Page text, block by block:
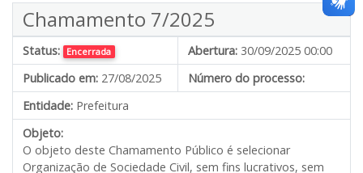
Chamamento 7/2025
Status: Encerrada Abertura: 30/09/2025 00:00
Publicado em: 27/08/2025
Número do processo:
Entidade: Prefeitura
Objeto:
O objeto deste Chamamento Público é selecionar
Organização de Sociedade Civil, sem fins lucrativos, sem